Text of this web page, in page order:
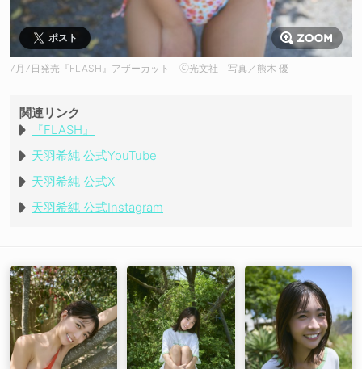
ポスト
7月7日発売『FLASH』アザーカット 🄫光文社 写真／熊木 優
関連リンク
『FLASH』
天羽希純 公式YouTube
天羽希純 公式X
天羽希純 公式Instagram